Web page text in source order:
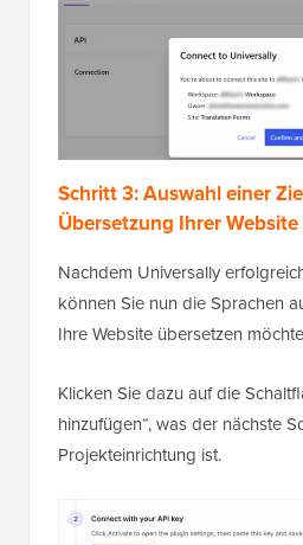
Schritt 3: Auswahl einer
Übersetzung Ihrer Website
Nachdem Universally
können Sie nun die Sprachen
Ihre Website übersetzen
Klicken Sie dazu auf die
hinzufügen“, was der nächste
Projekteinrichtung ist.